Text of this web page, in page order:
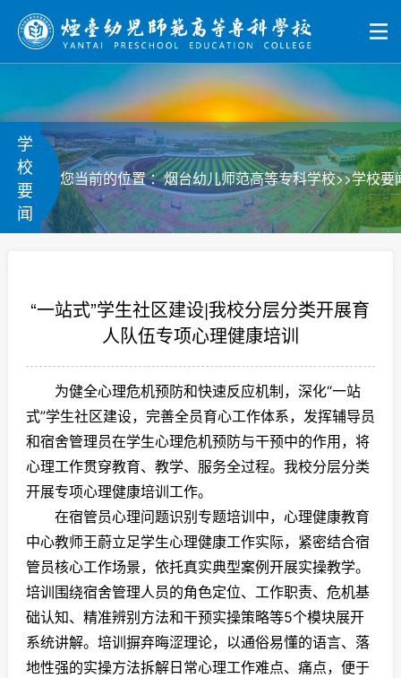
学
校
要
闻
您当前的位置 ：烟台幼儿师范高等专科学校>>学校要
“一站式”学生社区建设|我校分层分类开展育
人队伍专项心理健康培训
为健全心理危机预防和快速反应机制，深化“一站
式”学生社区建设，完善全员育心工作体系，发挥辅导员
和宿舍管理员在学生心理危机预防与干预中的作用，将
心理工作贯穿教育、教学、服务全过程。我校分层分类
开展专项心理健康培训工作。
在宿管员心理问题识别专题培训中，心理健康教育
中心教师王蔚立足学生心理健康工作实际，紧密结合宿
管员核心工作场景，依托真实典型案例开展实操教学。
培训围绕宿舍管理人员的角色定位、工作职责、危机基
础认知、精准辨别方法和干预实操策略等5个模块展开
系统讲解。培训摒弃晦涩理论，以通俗易懂的语言、落
地性强的实操方法拆解日常心理工作难点、痛点，便于